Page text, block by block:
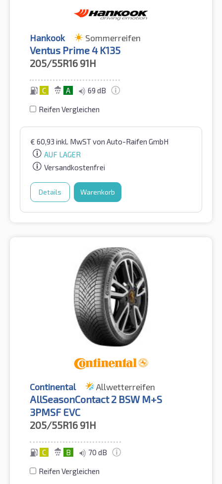
Hankook Sommerreifen
Ventus Prime 4 K135
205/55R16 91H
C A 69 dB
Reifen Vergleichen
€ 60,93 inkl. MwSTvon Auto-Raifen GmbH
AUF LAGER
Versandkostenfrei
Details Warenkorb
Continental Allwetterreifen
AllSeasonContact 2 BSW M+S
3PMSF EVC
205/55R16 91H
C B 70 dB
Reifen Vergleichen